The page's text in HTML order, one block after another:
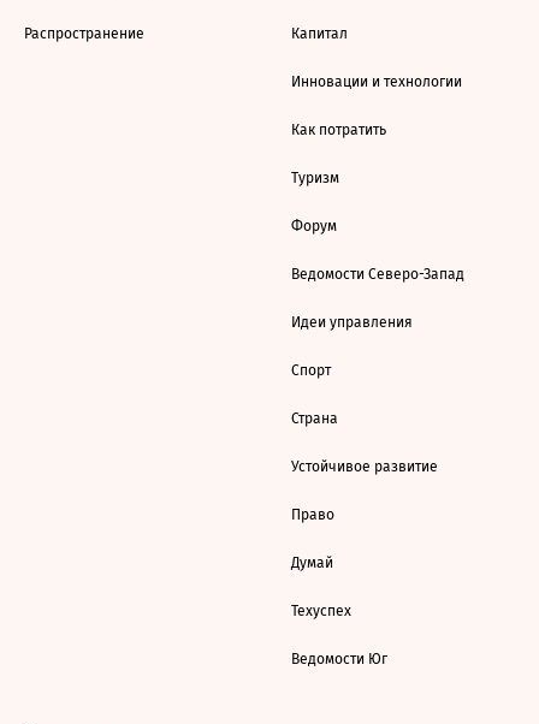
Распространение Капитал
Инновации и технологии
Как потратить
Туризм
Форум
Ведомости Северо-Запад
Идеи управления
Спорт
Страна
Устойчивое развитие
Право
Думай
Техуспех
Ведомости Юг